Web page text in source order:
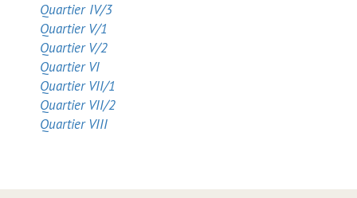
Quartier IV/3
Quartier V/1
Quartier V/2
Quartier VI
Quartier VII/1
Quartier VII/2
Quartier VIII